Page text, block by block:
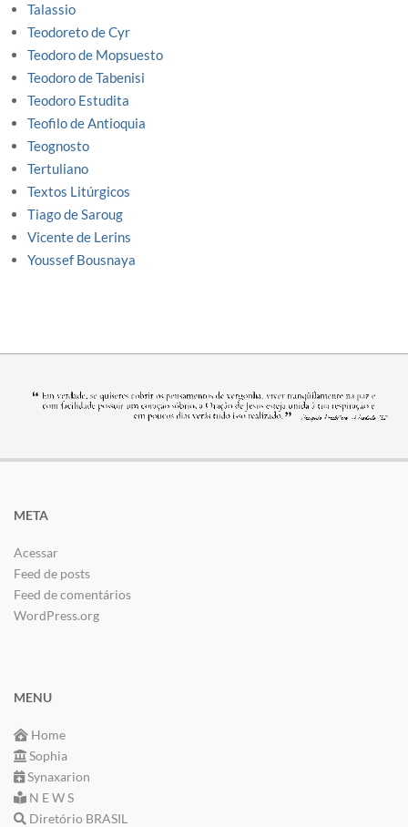
Talassio
Teodoreto de Cyr
Teodoro de Mopsuesto
Teodoro de Tabenisi
Teodoro Estudita
Teofilo de Antioquia
Teognosto
Tertuliano
Textos Litúrgicos
Tiago de Saroug
Vicente de Lerins
Youssef Bousnaya
META
Acessar
Feed de posts
Feed de comentários
WordPress.org
MENU
Home
Sophia
Synaxarion
N E W S
Diretório BRASIL